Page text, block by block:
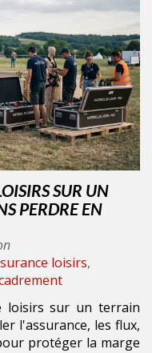
SUR UN
PERDRE EN
loisirs,
loisirs sur un terrain
l'assurance, les flux,
protéger la marge